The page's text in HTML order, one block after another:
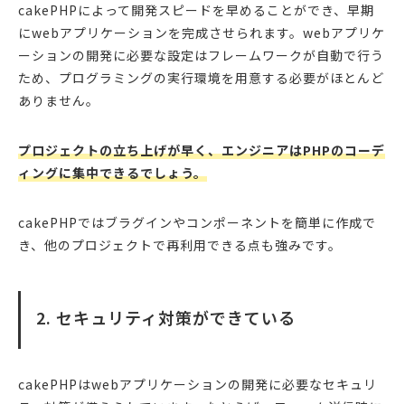
cakePHPによって開発スピードを早めることができ、早期
にwebアプリケーションを完成させられます。webアプリケ
ーションの開発に必要な設定はフレームワークが自動で行う
ため、プログラミングの実行環境を用意する必要がほとんど
ありません。
プロジェクトの立ち上げが早く、エンジニアはPHPのコーデ
ィングに集中できるでしょう。
cakePHPではブラグインやコンポーネントを簡単に作成で
き、他のプロジェクトで再利用できる点も強みです。
2. セキュリティ対策ができている
cakePHPはwebアプリケーションの開発に必要なセキュリ